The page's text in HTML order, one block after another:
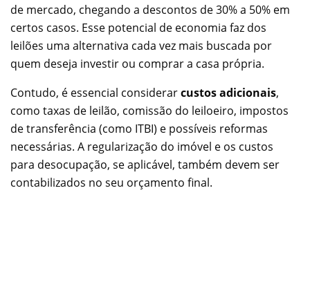
de mercado, chegando a descontos de 30% a 50% em
certos casos. Esse potencial de economia faz dos
leilões uma alternativa cada vez mais buscada por
quem deseja investir ou comprar a casa própria.
Contudo, é essencial considerarcustos adicionais,
como taxas de leilão, comissão do leiloeiro, impostos
de transferência (como ITBI) e possíveis reformas
necessárias. A regularização do imóvel e os custos
para desocupação, se aplicável, também devem ser
contabilizados no seu orçamento final.